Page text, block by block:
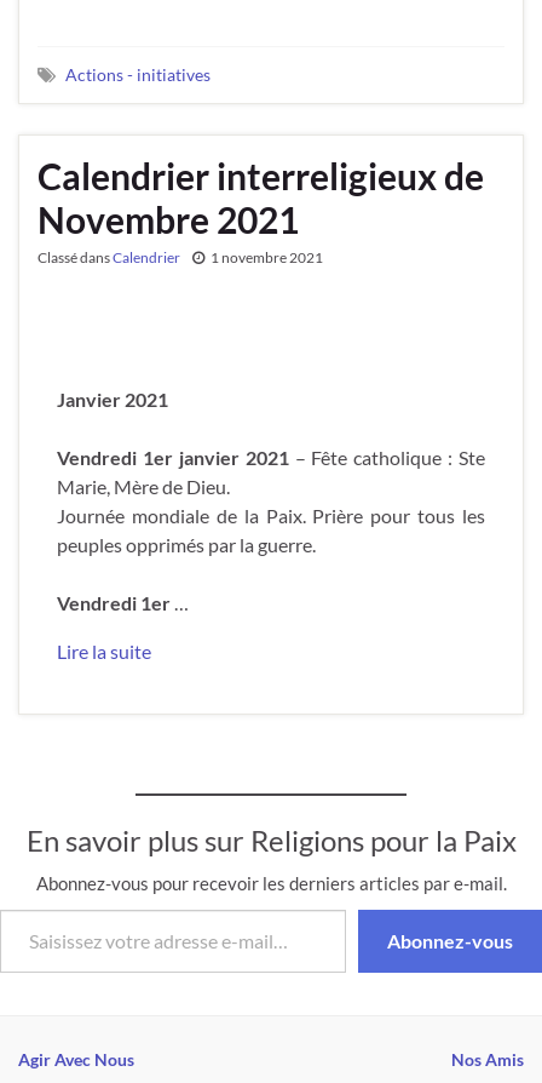
Actions - initiatives
Calendrier interreligieux de
Novembre 2021
Classé dansCalendrier 1 novembre 2021
Janvier 2021
Vendredi 1er janvier 2021 – Fête catholique : Ste
Marie, Mère de Dieu.
Journée mondiale de la Paix. Prière pour tous les
peuples opprimés par la guerre.
Vendredi 1er
Lire la suite
En savoir plus sur Religions pour la Paix
Abonnez-vous pour recevoir les derniers articles par e-mail.
Saisissez votre adresse e-mail…
Abonnez-vous
Agir Avec Nous Nos Amis